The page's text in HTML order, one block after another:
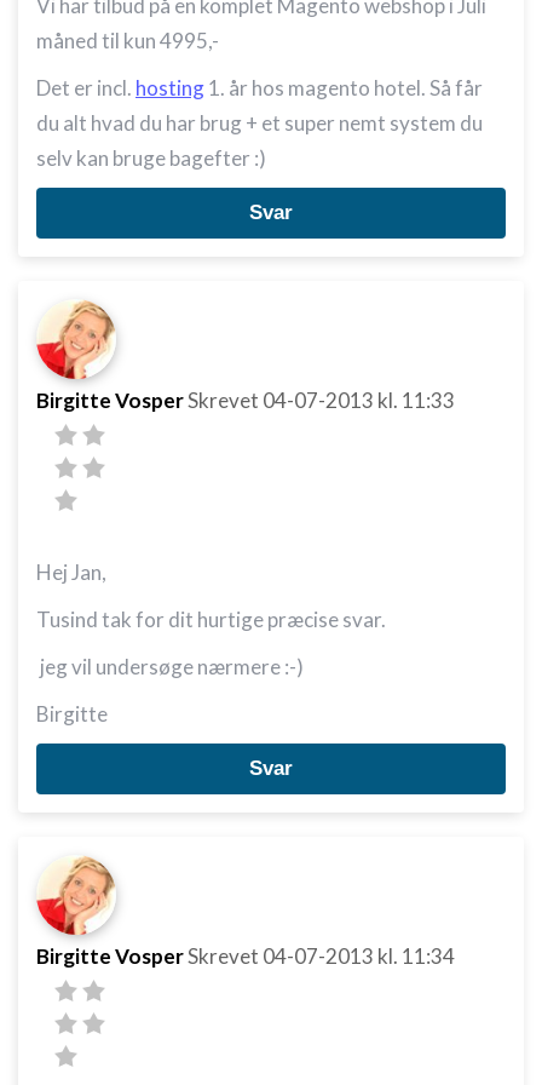
Vi har tilbud på en komplet Magento webshop i Juli
måned til kun 4995,-
Det er incl. hosting1. år hos magento hotel. Så får
du alt hvad du har brug + et super nemt system du
selv kan bruge bagefter :)
Svar
Birgitte VosperSkrevet 04-07-2013 kl. 11:33
Hej Jan,
Tusind tak for dit hurtige præcise svar.
jeg vil undersøge nærmere :-)
Birgitte
Svar
Birgitte VosperSkrevet 04-07-2013 kl. 11:34
Måle indholdseffektivitet
Forstå målgrupper gennem statistikker eller
kombinationer af oplysninger fra forskellige
Udvikle og forbedre tjenester
Bruge begrænsede oplysninger til at vælge
IAB Special Features:
Bruge præcise geografiske
placeringsoplysninger
Identificere enheder baseret på aktivt
anmodede oplysninger
Ikke-IAB-behandlingsformål:
Nødvendig
Funktionel
Annoncering / marketing